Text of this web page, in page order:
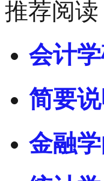
推荐阅读
会计
简要
金融